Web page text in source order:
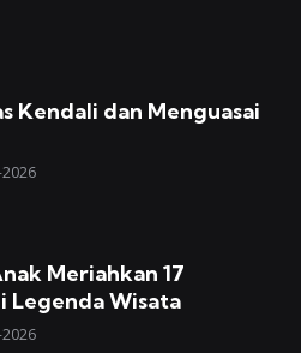
Kendali dan Menguasai
Meriahkan 17
Legenda Wisata